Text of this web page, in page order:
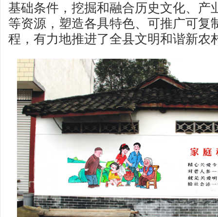
基础条件，挖掘和融合历史文化、产
等资源，塑造各具特色、可推广可复
程，有力地推进了全县文明和谐新农